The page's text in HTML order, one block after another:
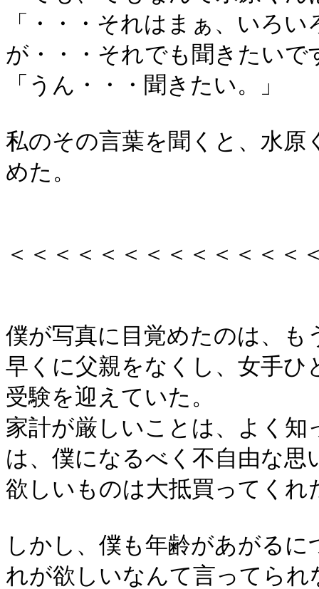
「・・・それはまぁ、いろ
が・・・それでも聞きたいで
「うん・・・聞きたい。」
私のその言葉を聞くと、水
めた。
＜＜＜＜＜＜＜＜＜＜＜＜＜
僕が写真に目覚めたのは、
早くに父親をなくし、女手
受験を迎えていた。
家計が厳しいことは、よく
は、僕になるべく不自由な
欲しいものは大抵買ってくれ
しかし、僕も年齢があがる
れが欲しいなんて言ってられ